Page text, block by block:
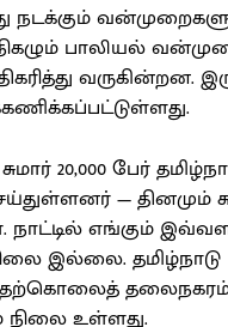
நடக்கும்
பாலியல்
வருகின்றன.
20,000 பேர்
— தினமும்
எங்கும்
இல்லை. தமிழ்நாடு
தற்கொலைத்
நிலை உள்ளது.